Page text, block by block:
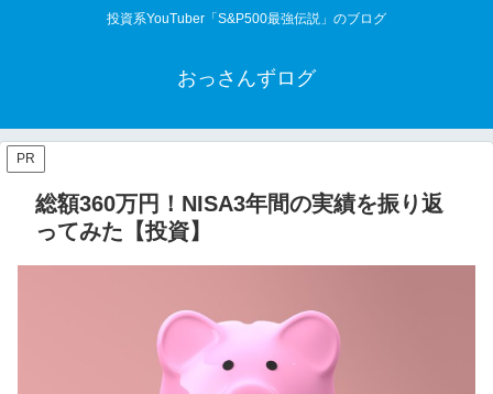
投資系YouTuber「S&P500最強伝説」のブログ
おっさんずログ
PR
総額360万円！NISA3年間の実績を振り返
ってみた【投資】